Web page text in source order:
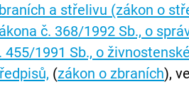
a střelivu (zákon o
č. 368/1992 Sb., o
455/1991 Sb., o
(zákon o zbraních),